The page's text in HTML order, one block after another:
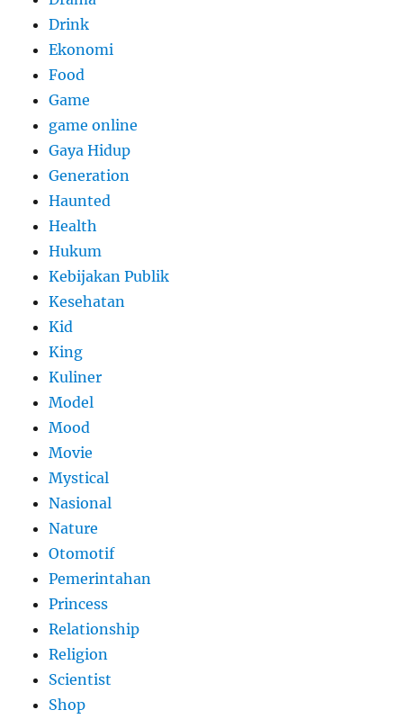
Drink
Ekonomi
Food
Game
game online
Gaya Hidup
Generation
Haunted
Health
Hukum
Kebijakan Publik
Kesehatan
Kid
King
Kuliner
Model
Mood
Movie
Mystical
Nasional
Nature
Otomotif
Pemerintahan
Princess
Relationship
Religion
Scientist
Shop